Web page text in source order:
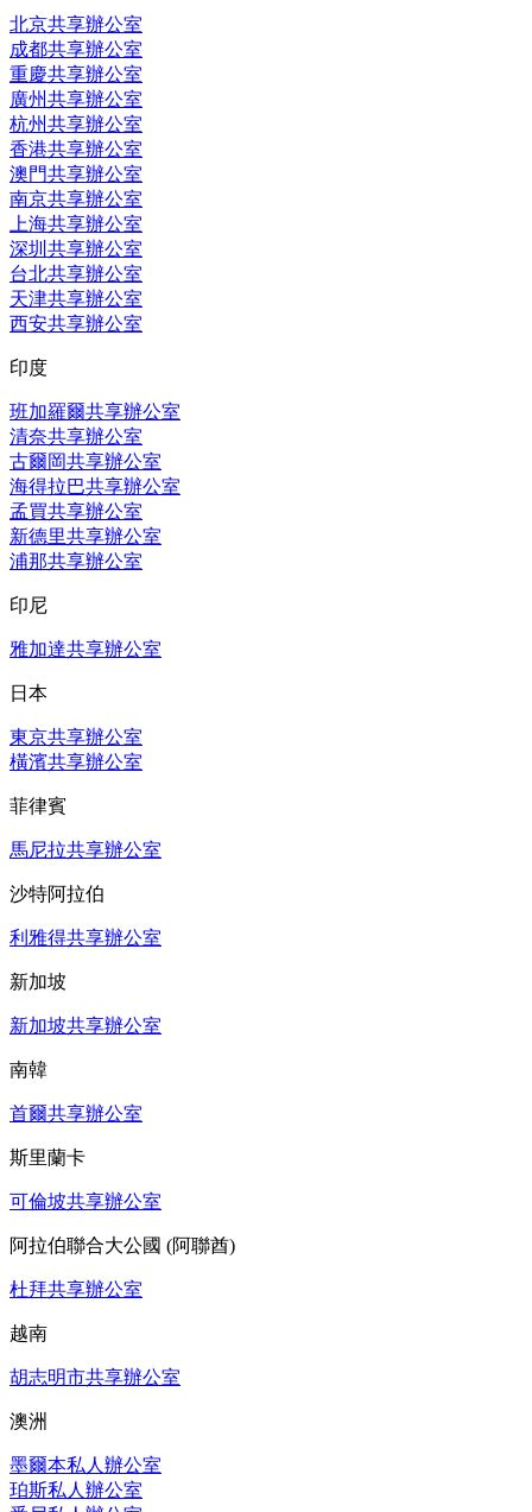
北京共享辦公室
成都共享辦公室
重慶共享辦公室
廣州共享辦公室
杭州共享辦公室
香港共享辦公室
澳門共享辦公室
南京共享辦公室
上海共享辦公室
深圳共享辦公室
台北共享辦公室
天津共享辦公室
西安共享辦公室
印度
班加羅爾共享辦公室
清奈共享辦公室
古爾岡共享辦公室
海得拉巴共享辦公室
孟買共享辦公室
新德里共享辦公室
浦那共享辦公室
印尼
雅加達共享辦公室
日本
東京共享辦公室
橫濱共享辦公室
菲律賓
馬尼拉共享辦公室
沙特阿拉伯
利雅得共享辦公室
新加坡
新加坡共享辦公室
南韓
首爾共享辦公室
斯里蘭卡
可倫坡共享辦公室
阿拉伯聯合大公國 (阿聯酋)
杜拜共享辦公室
越南
胡志明市共享辦公室
澳洲
墨爾本私人辦公室
珀斯私人辦公室